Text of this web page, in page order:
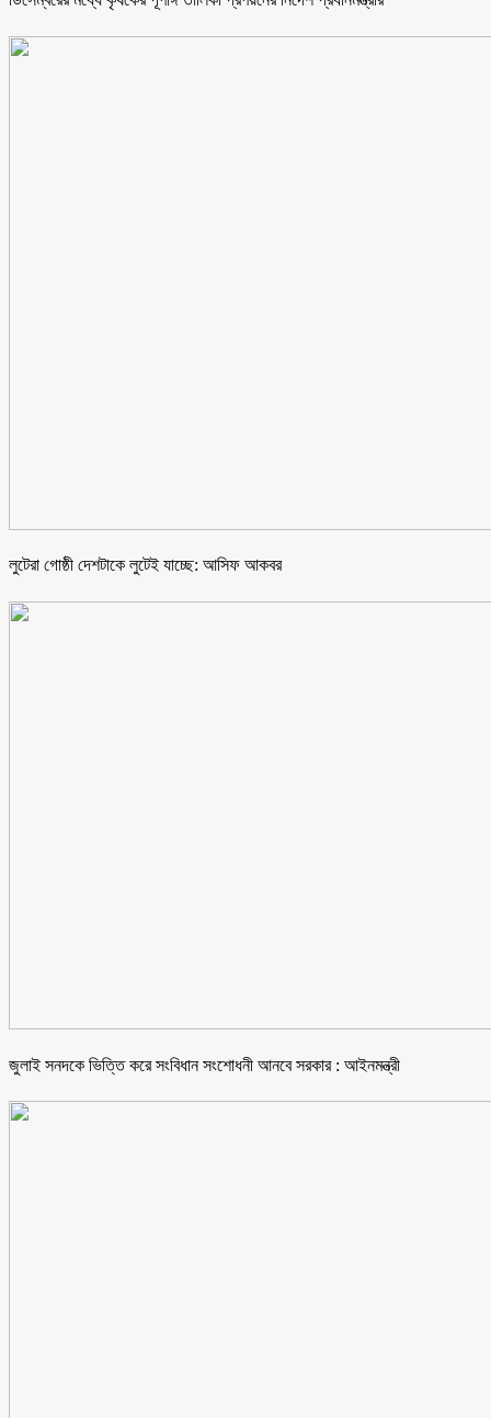
লুটেরা গোষ্ঠী দেশটাকে লুটেই যাচ্ছে: আসিফ আকবর
জুলাই সনদকে ভিত্তি করে সংবিধান সংশোধনী আনবে সরকার : আইনমন্ত্রী